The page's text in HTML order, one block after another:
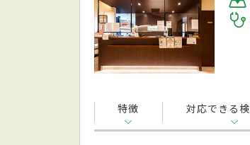
特徴 対応できる